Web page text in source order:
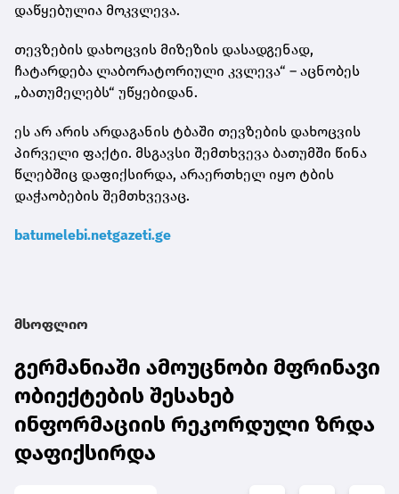
დაწყებულია მოკვლევა.
თევზების დახოცვის მიზეზის დასადგენად,
ჩატარდება ლაბორატორიული კვლევა“ – აცნობეს
„ბათუმელებს“ უწყებიდან.
ეს არ არის არდაგანის ტბაში თევზების დახოცვის
პირველი ფაქტი. მსგავსი შემთხვევა ბათუმში წინა
წლებშიც დაფიქსირდა, არაერთხელ იყო ტბის
დაჭაობების შემთხვევაც.
batumelebi.netgazeti.ge
მსოფლიო
გერმანიაში ამოუცნობი მფრინავი
ობიექტების შესახებ
ინფორმაციის რეკორდული ზრდა
დაფიქსირდა